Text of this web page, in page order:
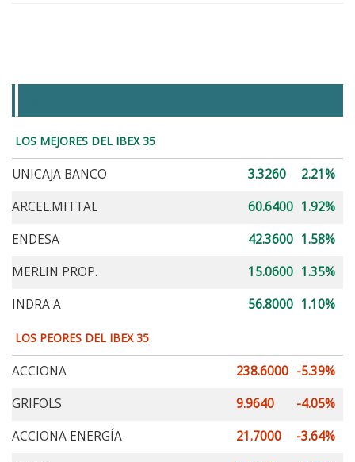
LOS MEJORES DEL IBEX 35
UNICAJA BANCO 3.3260
2.21%
ARCEL.MITTAL
60.6400 1.92%
ENDESA
42.3600 1.58%
MERLIN PROP.
15.0600 1.35%
INDRA A
56.8000 1.10%
LOS PEORES DEL IBEX 35
ACCIONA 238.6000 -5.39%
GRIFOLS
9.9640
-4.05%
ACCIONA ENERGÍA
21.7000
-3.64%